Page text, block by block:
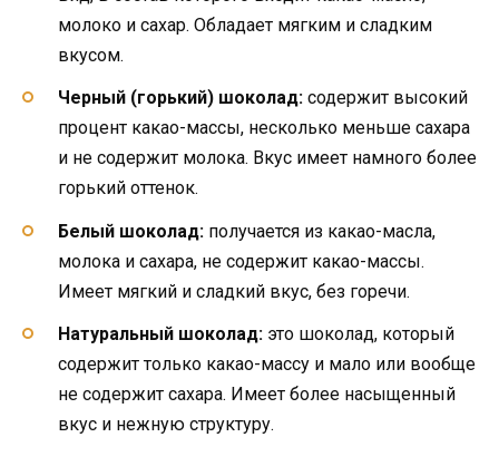
молоко и сахар. Обладает мягким и сладким
вкусом.
Черный (горький) шоколад: содержит высокий
процент какао-массы, несколько меньше сахара
и не содержит молока. Вкус имеет намного более
горький оттенок.
Белый шоколад: получается из какао-масла,
молока и сахара, не содержит какао-массы.
Имеет мягкий и сладкий вкус, без горечи.
Натуральный шоколад: это шоколад, который
содержит только какао-массу и мало или вообще
не содержит сахара. Имеет более насыщенный
вкус и нежную структуру.